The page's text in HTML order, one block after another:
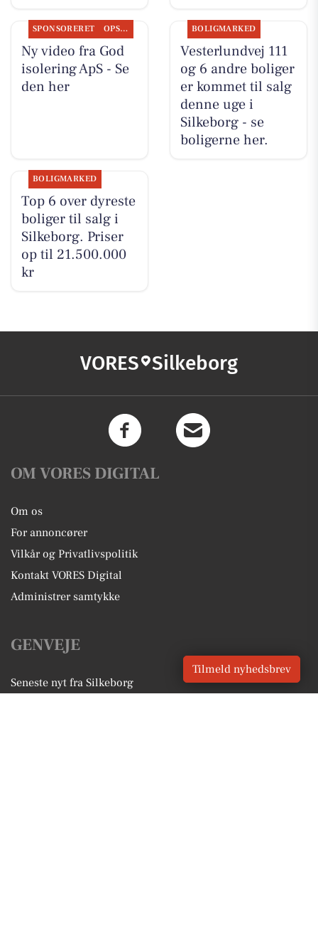
SPONSORERET OPSLAGSTAVLEN
Ny video fra God
isolering ApS - Se
den her
BOLIGMARKED
Vesterlundvej 111
og 6 andre boliger
er kommet til salg
denne uge i
Silkeborg - se
boligerne her.
BOLIGMARKED
Top 6 over dyreste
boliger til salg i
Silkeborg. Priser
op til 21.500.000
kr
VORES Silkeborg
OM VORES DIGITAL
Om os
For annoncører
Vilkår og Privatlivspolitik
Kontakt VORES Digital
Administrer samtykke
GENVEJE
Seneste nyt fra Silkeborg
Tilmeld nyhedsbrev